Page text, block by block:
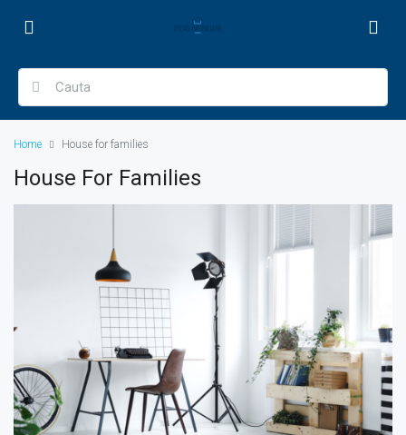
Home House for families
House For Families